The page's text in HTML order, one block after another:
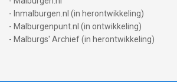
- Inmalburgen.nl (in herontwikkeling)
- Malburgenpunt.nl (in ontwikkeling)
- Malburgs' Archief (in herontwikkeling)